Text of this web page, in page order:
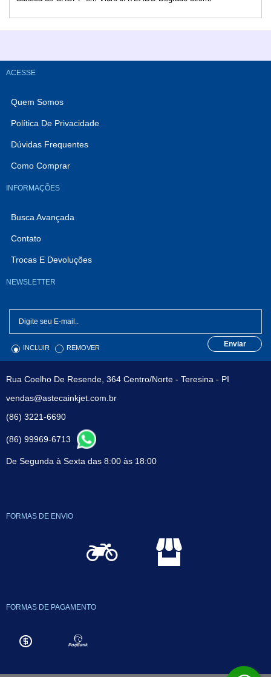
ACESSE
Quem Somos
Política De Privacidade
Dúvidas Frequentes
Como Comprar
INFORMAÇÕES
Busca Avançada
Contato
Trocas E Devoluções
NEWSLETTER
INCLUIR REMOVER Enviar
Rua Coelho De Resende, 364 Centro/Norte - Teresina - PI
vendas@astecainkjet.com.br
(86) 3221-6690
(86) 99969-6713
De Segunda à Sexta das 8:00 às 18:00
FORMAS DE ENVIO
FORMAS DE PAGAMENTO